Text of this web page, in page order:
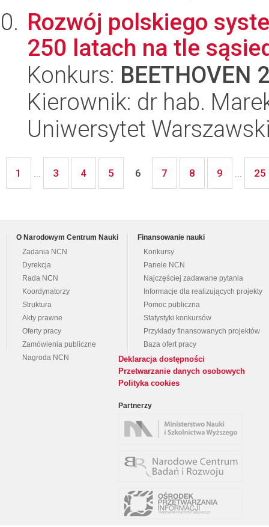
Rozwój polskiego
250 latach na tle
Konkurs: BEETHOVEN
Kierownik: dr hab.
Uniwersytet
1 ... 3 4 5 6 7 8 9 ... 25
O Narodowym Centrum Nauki
Zadania NCN
Dyrekcja
Rada NCN
Koordynatorzy
Struktura
Akty prawne
Oferty pracy
Zamówienia publiczne
Nagroda NCN
Finansowanie nauki
Konkursy
Panele NCN
Najczęściej zadawane pytania
Informacje dla realizujących projekty
Pomoc publiczna
Statystyki konkursów
Przykłady finansowanych projektów
Baza ofert pracy
Deklaracja dostępności
Przetwarzanie danych osobowych
Polityka cookies
Partnerzy